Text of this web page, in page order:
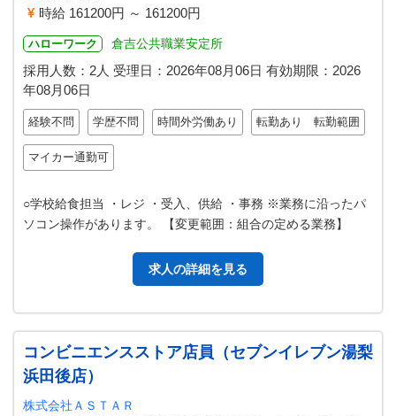
時給 161200円 ～ 161200円
ハローワーク 倉吉公共職業安定所
採用人数：2人 受理日： 2026年08月06日 有効期限： 2026
年08月06日
経験不問 学歴不問 時間外労働あり 転勤あり 転勤範囲
マイカー通勤可
○学校給食担当 ・レジ ・受入、供給 ・事務 ※業務に沿ったパ
ソコン操作があります。 【変更範囲：組合の定める業務】
求人の詳細を見る
コンビニエンスストア店員（セブンイレブン湯梨
浜田後店）
株式会社ＡＳＴＡＲ